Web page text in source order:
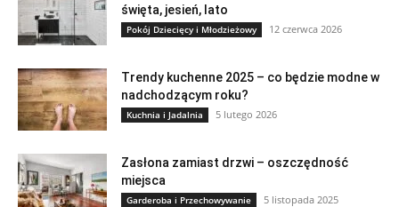
święta, jesień, lato
Pokój Dziecięcy i Młodzieżowy 12 czerwca 2026
Trendy kuchenne 2025 – co będzie modne w
nadchodzącym roku?
Kuchnia i Jadalnia 5 lutego 2026
Zasłona zamiast drzwi – oszczędność
miejsca
Garderoba i Przechowywanie 5 listopada 2025